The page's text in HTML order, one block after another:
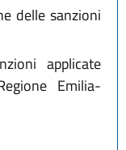
delle sanzioni
applicate
Emilia-